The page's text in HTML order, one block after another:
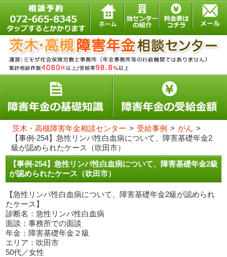
茨木・高槻障害年金相談センター > 受給事例 > がん >
【事例-254】急性リンパ性白血病について、障害基礎年金2
級が認められたケース（吹田市）
【事例-254】急性リンパ性白血病について、障害基礎年金2級
が認められたケース（吹田市）
【急性リンパ性白血病について、障害基礎年金2級が認められ
たケース】
診断名：急性リンパ性白血病
面談：事務所での面談
年金：障害基礎年金２級
エリア：吹田市
50代／女性